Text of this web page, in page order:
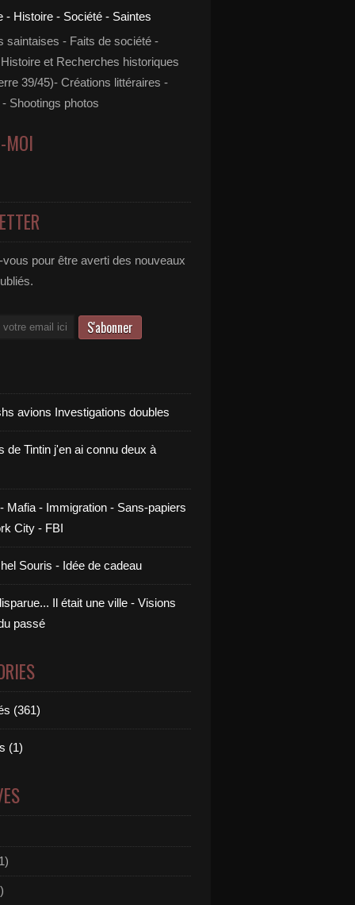
saintaises - Faits de société -
et Recherches historiques
39/45)- Créations littéraires -
Shootings photos
MOI
pour être averti des nouveaux
avions Investigations doubles
de Tintin j'en ai connu deux à
Mafia - Immigration - Sans-papiers
City - FBI
Souris - Idée de cadeau
Il était une ville - Visions
passé
(361)
(1)